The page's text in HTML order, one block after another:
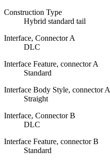
Construction Type
Hybrid standard tail
Interface, Connector A
DLC
Interface Feature, connector A
Standard
Interface Body Style, connector A
Straight
Interface, Connector B
DLC
Interface Feature, connector B
Standard